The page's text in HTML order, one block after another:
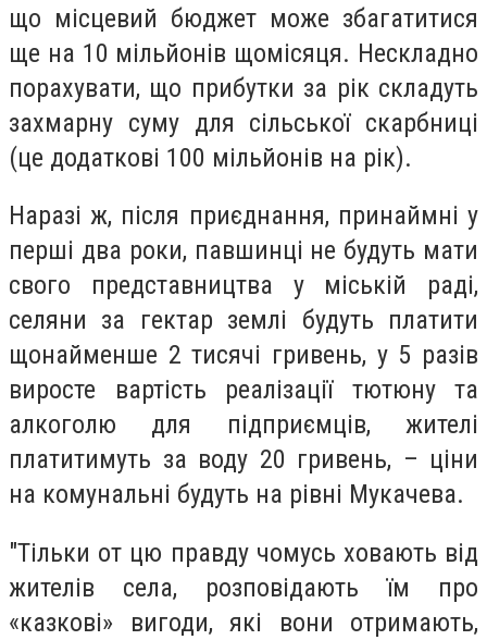
що місцевий бюджет може збагатитися
ще на 10 мільйонів щомісяця. Нескладно
порахувати, що прибутки за рік складуть
захмарну суму для сільської скарбниці
(це додаткові 100 мільйонів на рік).
Наразі ж, після приєднання, принаймні у
перші два роки, павшинці не будуть мати
свого представництва у міській раді,
селяни за гектар землі будуть платити
щонайменше 2 тисячі гривень, у 5 разів
виросте вартість реалізації тютюну та
алкоголю для підприємців, жителі
платитимуть за воду 20 гривень, – ціни
на комунальні будуть на рівні Мукачева.
"Тільки от цю правду чомусь ховають від
жителів села, розповідають їм про
«казкові» вигоди, які вони отримають,